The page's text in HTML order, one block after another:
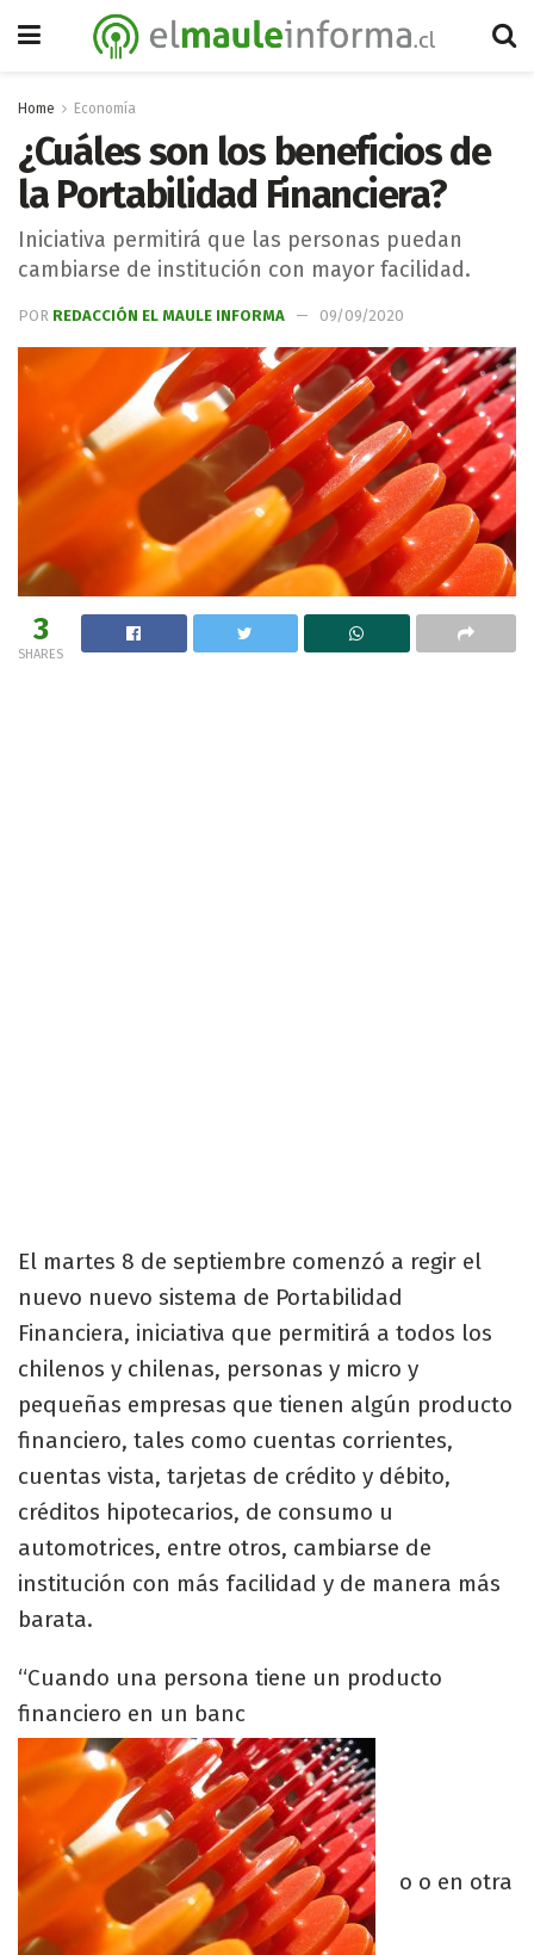
Home Economía
¿Cuáles son los beneficios de
la Portabilidad Financiera?
Iniciativa permitirá que las personas puedan
cambiarse de institución con mayor facilidad.
POR REDACCIÓN EL MAULE INFORMA 09/09/2020
3
SHARES
El martes 8 de septiembre comenzó a regir el
nuevo nuevo sistema de Portabilidad
Financiera, iniciativa que permitirá a todos los
chilenos y chilenas, personas y micro y
pequeñas empresas que tienen algún producto
financiero, tales como cuentas corrientes,
cuentas vista, tarjetas de crédito y débito,
créditos hipotecarios, de consumo u
automotrices, entre otros, cambiarse de
institución con más facilidad y de manera más
barata.
“Cuando una persona tiene un producto
financiero en un banc
o o en otra